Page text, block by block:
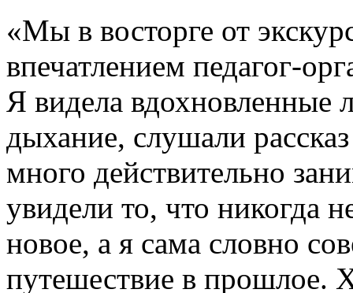
«Мы в восторге от
впечатлением педагог-
Я видела вдохновленные
дыхание, слушали
много действительно
увидели то, что никогда
новое, а я сама словно
путешествие в прошлое.